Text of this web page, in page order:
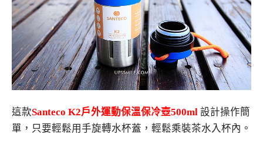
這款Santeco K2戶外運動保溫保冷壺500ml 設計操作簡
單，只要輕鬆用手旋轉水杯蓋，輕鬆乘裝茶水入杯內。